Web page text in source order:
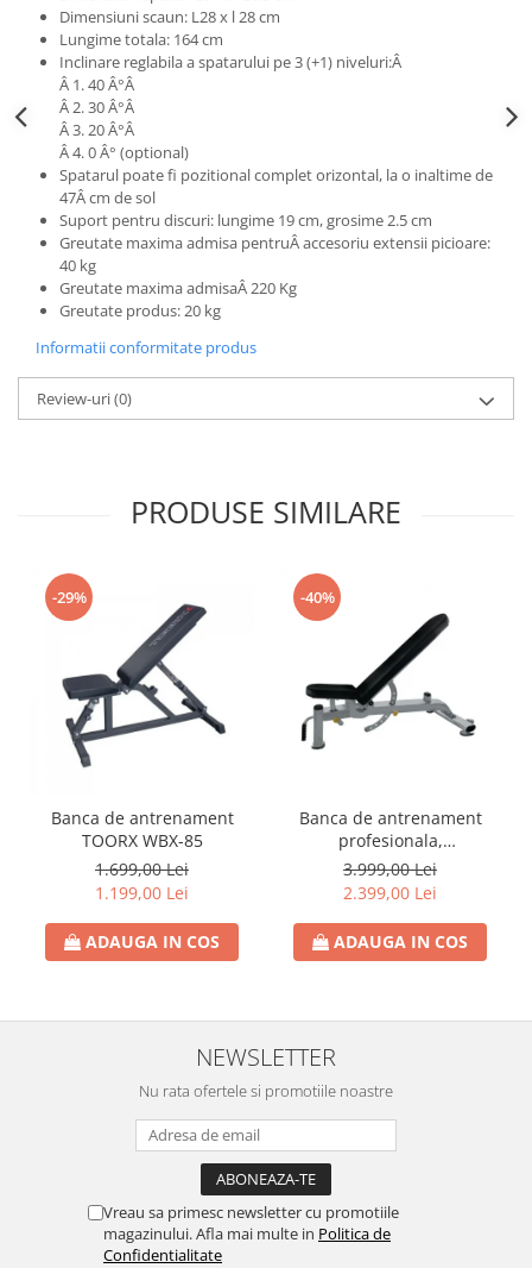
Dimensiuni scaun: L28 x l 28 cm
Lungime totala: 164 cm
Inclinare reglabila a spatarului pe 3 (+1) niveluri:Â
Â 1. 40 Â°Â
Â 2. 30 Â°Â
Â 3. 20 Â°Â
Â 4. 0 Â° (optional)
Spatarul poate fi pozitional complet orizontal, la o inaltime de
47Â cm de sol
Suport pentru discuri: lungime 19 cm, grosime 2.5 cm
Greutate maxima admisa pentruÂ accesoriu extensii picioare:
40 kg
Greutate maxima admisaÂ 220 Kg
Greutate produs: 20 kg
Informatii conformitate produs
Review-uri(0)
PRODUSE SIMILARE
-29%
Banca de antrenament
TOORX WBX-85
1.699,00 Lei
1.199,00 Lei
ADAUGA IN COS
-40%
Banca de antrenament
profesionala,
multifunctionala TOORX
WBX-2200
3.999,00 Lei
2.399,00 Lei
ADAUGA IN COS
NEWSLETTER
Nu rata ofertele si promotiile noastre
Vreau sa primesc newsletter cu promotiile
magazinului. Afla mai multe in Politica de
Confidentialitate